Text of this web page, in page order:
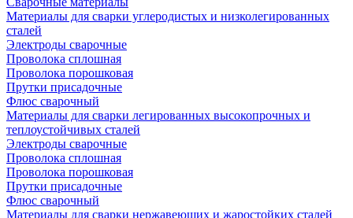
Материалы для сварки углеродистых и низколегированных
сталей
Электроды сварочные
Проволока сплошная
Проволока порошковая
Прутки присадочные
Флюс сварочный
Материалы для сварки легированных высокопрочных и
теплоустойчивых сталей
Электроды сварочные
Проволока сплошная
Проволока порошковая
Прутки присадочные
Флюс сварочный
Материалы для сварки нержавеющих и жаростойких сталей